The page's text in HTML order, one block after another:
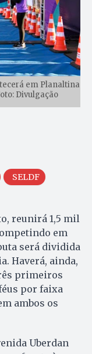
em Planaltina
Divulgação
SELDF
reunirá 1,5 mil
em
será dividida
Haverá, ainda,
primeiros
por faixa
ambos os
Uberdan